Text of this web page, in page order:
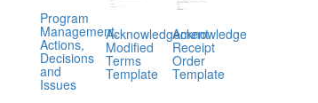
Program
Management,
Actions,
Decisions
and
Issues
Acknowledgement
Modified
Terms
Template
Acknowledge
Receipt
Order
Template